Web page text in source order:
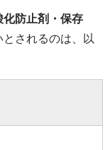
化防止剤・保存
されるのは、以